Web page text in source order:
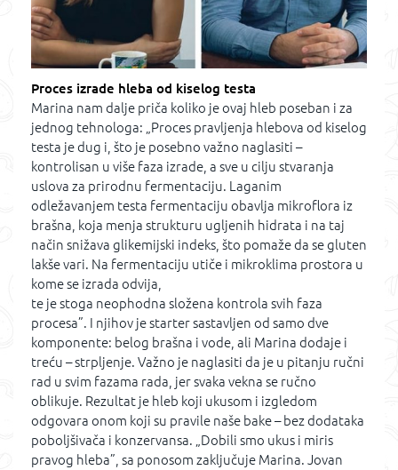
Proces izrade hleba od kiselog testa
Marina nam dalje priča koliko je ovaj hleb poseban i za
jednog tehnologa: „Proces pravljenja hlebova od kiselog
testa je dug i, što je posebno važno naglasiti –
kontrolisan u više faza izrade, a sve u cilju stvaranja
uslova za prirodnu fermentaciju. Laganim
odležavanjem testa fermentaciju obavlja mikroflora iz
brašna, koja menja strukturu ugljenih hidrata i na taj
način snižava glikemijski indeks, što pomaže da se gluten
lakše vari. Na fermentaciju utiče i mikroklima prostora u
kome se izrada odvija,
te je stoga neophodna složena kontrola svih faza
procesa”. I njihov je starter sastavljen od samo dve
komponente: belog brašna i vode, ali Marina dodaje i
treću – strpljenje. Važno je naglasiti da je u pitanju ručni
rad u svim fazama rada, jer svaka vekna se ručno
oblikuje. Rezultat je hleb koji ukusom i izgledom
odgovara onom koji su pravile naše bake – bez dodataka
poboljšivača i konzervansa. „Dobili smo ukus i miris
pravog hleba”, sa ponosom zaključuje Marina. Jovan